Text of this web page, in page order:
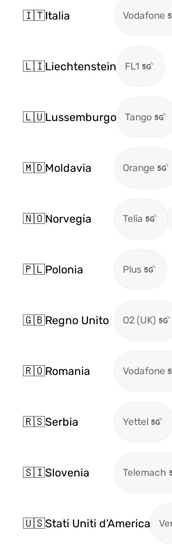
🇮🇹Italia Vodafone
🇱🇮Liechtenstein FL1
🇱🇺Lussemburgo Tango
🇲🇩Moldavia Orange
🇳🇴Norvegia Telia
🇵🇱Polonia Plus
🇬🇧Regno Unito O2 (UK)
🇷🇴Romania Vodafone
🇷🇸Serbia Yettel
🇸🇮Slovenia Telemach
🇺🇸Stati Uniti d'America